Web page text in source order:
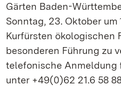
Gärten Baden-
Sonntag, 23. Oktober um
Kurfürsten ökologischen
besonderen Führung zu
telefonische Anmeldung
unter +49(0)62 21.6 58